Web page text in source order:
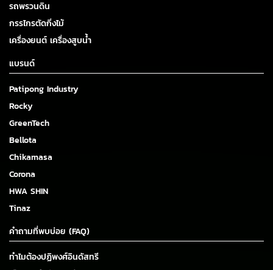
รถพรวนดิน
กรรไกรตัดกิ่งไม้
เครื่องยนต์ เครื่องสูบน้ำ
แบรนด์
Patipong Industry
Rocky
GreenTech
Bellota
Chikamasa
Corona
HWA SHIN
Tinaz
คำถามที่พบบ่อย (FAQ)
ทำไมต้องปฏิพงศ์อินดัสทรี